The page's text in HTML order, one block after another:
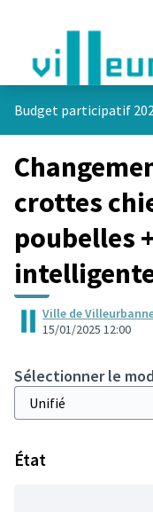
Budget participatif
crottes
poubelles
Ville de
15/01/2025 12:00
Sélectionner le
État